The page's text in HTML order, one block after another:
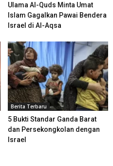
Ulama Al-Quds Minta Umat
Islam Gagalkan Pawai Bendera
Israel di Al-Aqsa
Berita Terbaru
5 Bukti Standar Ganda Barat
dan Persekongkolan dengan
Israel